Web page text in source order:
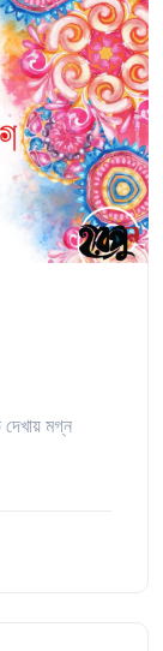
মগ্ন